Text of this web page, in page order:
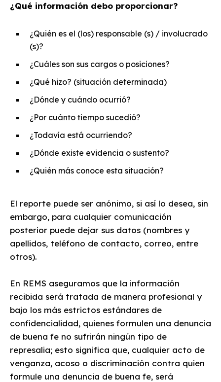
¿Qué información debo proporcionar?
¿Quién es el (los) responsable (s) / involucrado
(s)?
¿Cuáles son sus cargos o posiciones?
¿Qué hizo? (situación determinada)
¿Dónde y cuándo ocurrió?
¿Por cuánto tiempo sucedió?
¿Todavía está ocurriendo?
¿Dónde existe evidencia o sustento?
¿Quién más conoce esta situación?
El reporte puede ser anónimo, si así lo desea, sin
embargo, para cualquier comunicación
posterior puede dejar sus datos (nombres y
apellidos, teléfono de contacto, correo, entre
otros).
En REMS aseguramos que la información
recibida será tratada de manera profesional y
bajo los más estrictos estándares de
confidencialidad, quienes formulen una denuncia
de buena fe no sufrirán ningún tipo de
represalia; esto significa que, cualquier acto de
venganza, acoso o discriminación contra quien
formule una denuncia de buena fe, será